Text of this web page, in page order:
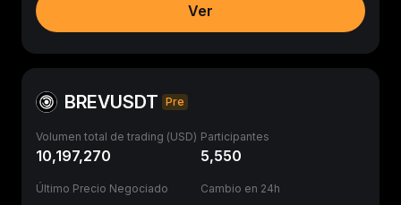
Ver
BREVUSDT Pre
Volumen total de trading (USD)
10,197,270
Participantes
5,550
Último Precio Negociado Cambio en 24h